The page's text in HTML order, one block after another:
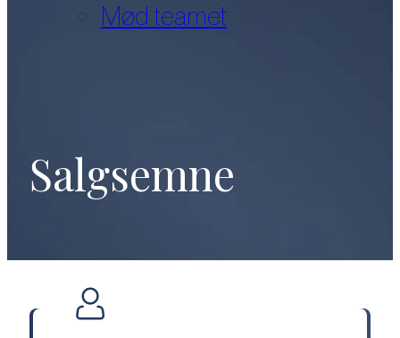
Mød teamet
Salgsemne